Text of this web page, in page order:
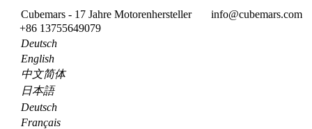
Cubemars - 17 Jahre Motorenhersteller
info@cubemars.com
+86 13755649079
Deutsch
English
中文简体
日本語
Deutsch
Français